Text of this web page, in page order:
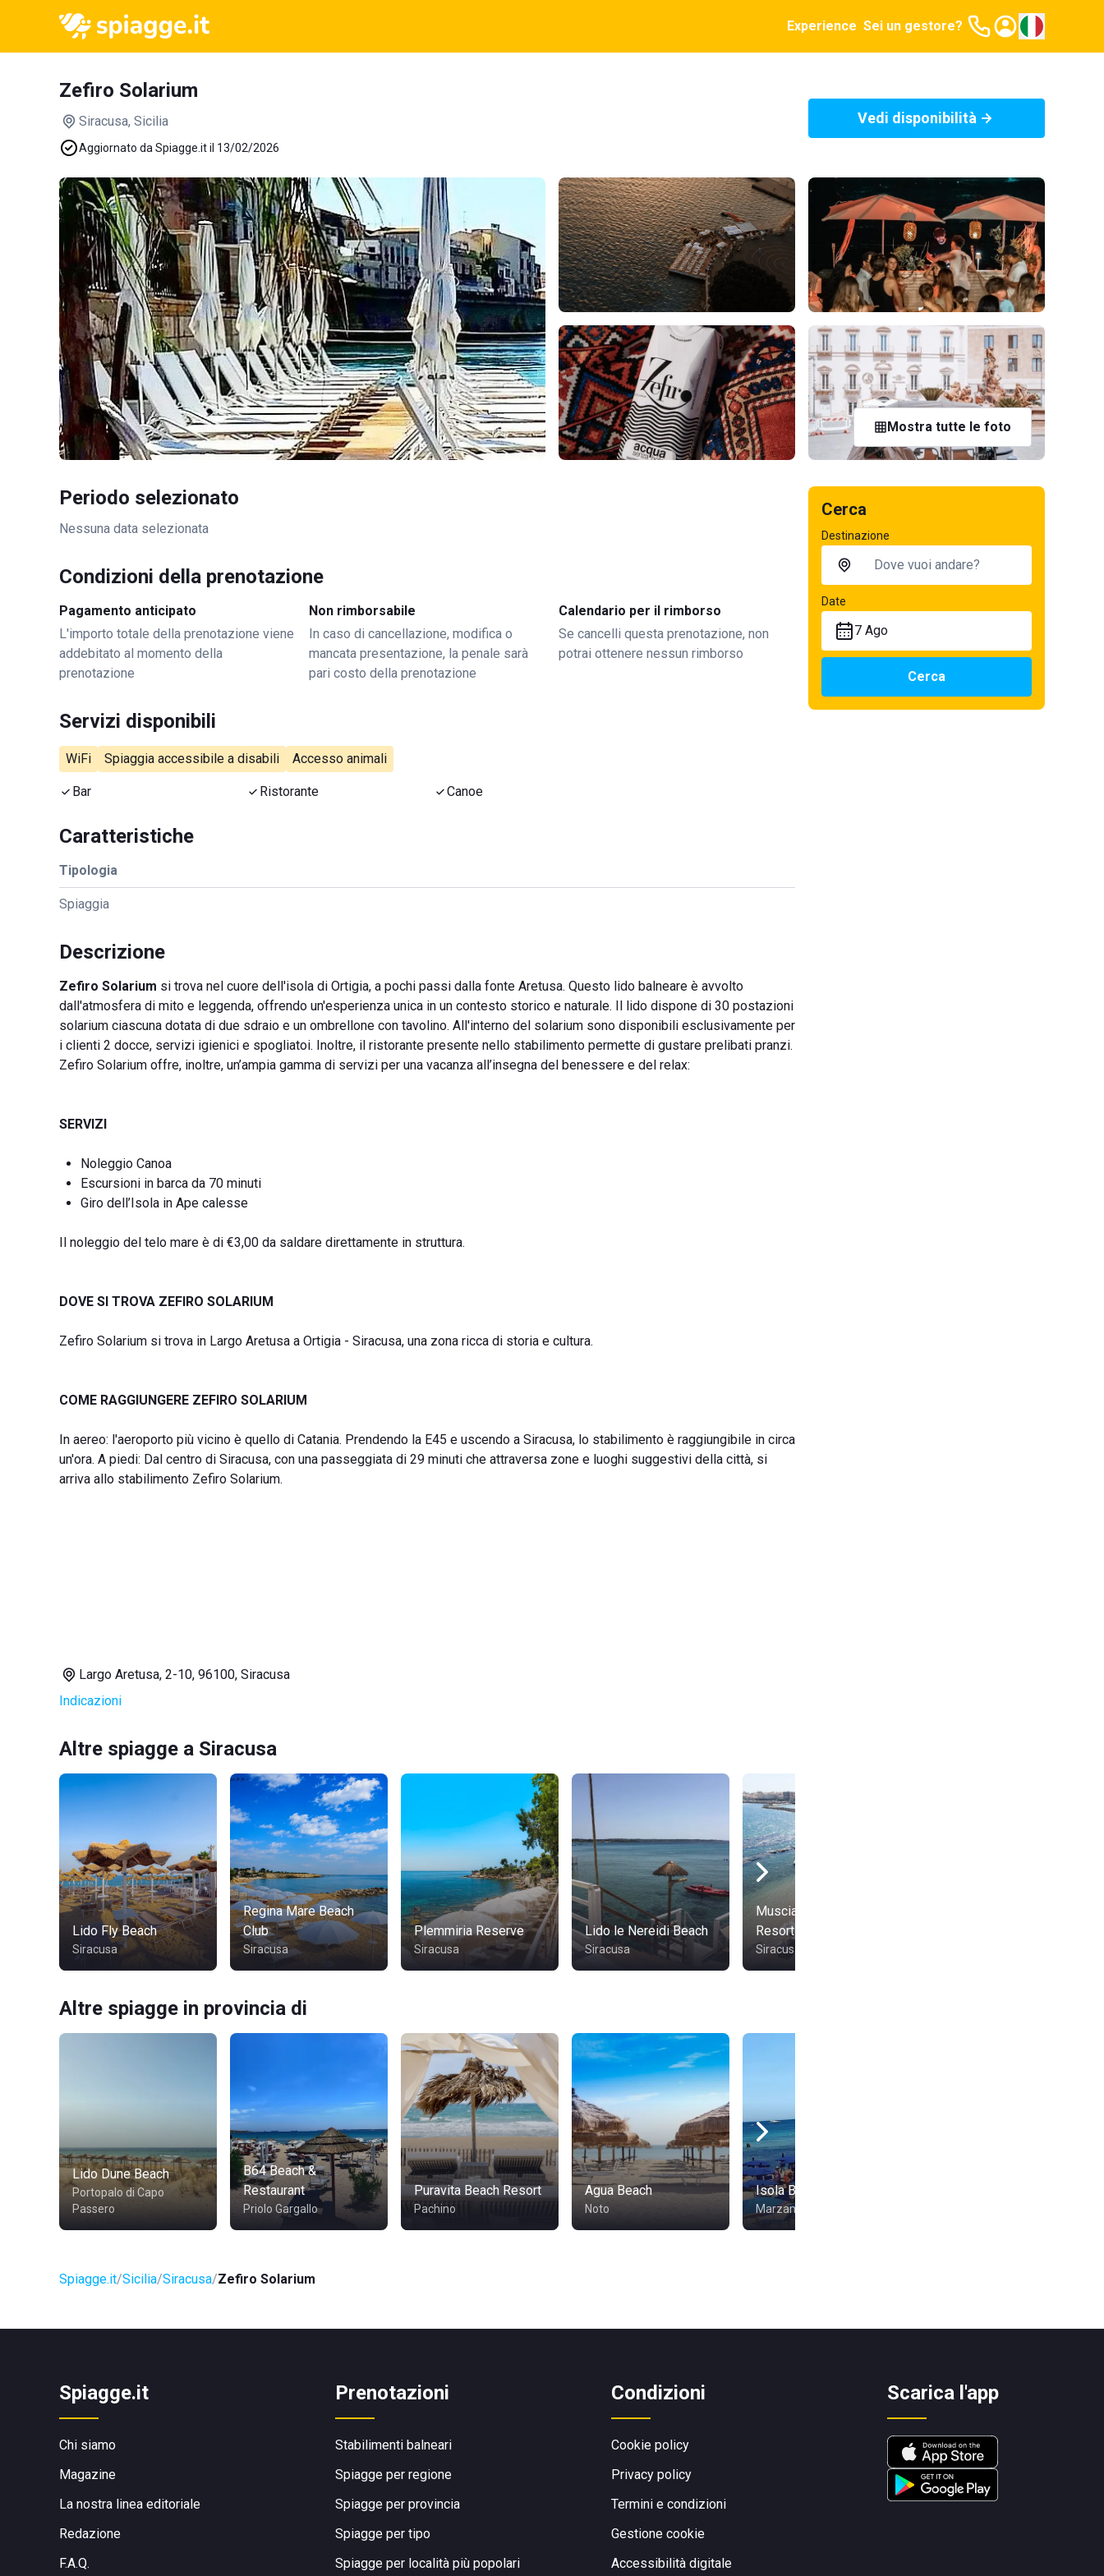
Experience Sei un gestore?
Zefiro Solarium
Siracusa, Sicilia
Aggiornato da Spiagge.it il 13/02/2026
Vedi disponibilità
Mostra tutte le foto
Periodo selezionato
Nessuna data selezionata
Condizioni della prenotazione
Pagamento anticipato
L'importo totale della prenotazione viene
addebitato al momento della
prenotazione
Non rimborsabile
In caso di cancellazione, modifica o
mancata presentazione, la penale sarà
pari costo della prenotazione
Calendario per il rimborso
Se cancelli questa prenotazione, non
potrai ottenere nessun rimborso
Servizi disponibili
WiFi Spiaggia accessibile a disabili Accesso animali
Bar Ristorante Canoe
Caratteristiche
Tipologia
Spiaggia
Descrizione
Zefiro Solarium si trova nel cuore dell'isola di Ortigia, a pochi passi dalla fonte Aretusa. Questo lido balneare è avvolto
dall'atmosfera di mito e leggenda, offrendo un'esperienza unica in un contesto storico e naturale. Il lido dispone di 30 postazioni
solarium ciascuna dotata di due sdraio e un ombrellone con tavolino. All'interno del solarium sono disponibili esclusivamente per
i clienti 2 docce, servizi igienici e spogliatoi. Inoltre, il ristorante presente nello stabilimento permette di gustare prelibati pranzi.
Zefiro Solarium offre, inoltre, un’ampia gamma di servizi per una vacanza all’insegna del benessere e del relax:
SERVIZI
Noleggio Canoa
Escursioni in barca da 70 minuti
Giro dell’Isola in Ape calesse
Il noleggio del telo mare è di €3,00 da saldare direttamente in struttura.
DOVE SI TROVA ZEFIRO SOLARIUM
Zefiro Solarium si trova in Largo Aretusa a Ortigia - Siracusa, una zona ricca di storia e cultura.
COME RAGGIUNGERE ZEFIRO SOLARIUM
In aereo: l'aeroporto più vicino è quello di Catania. Prendendo la E45 e uscendo a Siracusa, lo stabilimento è raggiungibile in circa
un'ora. A piedi: Dal centro di Siracusa, con una passeggiata di 29 minuti che attraversa zone e luoghi suggestivi della città, si
arriva allo stabilimento Zefiro Solarium.
Largo Aretusa, 2-10, 96100, Siracusa
Indicazioni
Altre spiagge a Siracusa
Lido Fly Beach
Siracusa
Regina Mare Beach
Club
Siracusa
Plemmiria Reserve
Siracusa
Lido le Nereidi Beach
Siracusa
Musciara Siracusa
Resort
Siracusa
Altre spiagge in provincia di
Lido Dune Beach
Portopalo di Capo
Passero
B64 Beach &
Restaurant
Priolo Gargallo
Puravita Beach Resort
Pachino
Agua Beach
Noto
Isola Blu
Marzamemi
Spiagge.it Sicilia Siracusa Zefiro Solarium
Cerca
Destinazione
Date
7 Ago
Cerca
Spiagge.it
Chi siamo
Magazine
La nostra linea editoriale
Redazione
F.A.Q.
Prenotazioni
Stabilimenti balneari
Spiagge per regione
Spiagge per provincia
Spiagge per tipo
Spiagge per località più popolari
Condizioni
Cookie policy
Privacy policy
Termini e condizioni
Gestione cookie
Accessibilità digitale
Scarica l'app